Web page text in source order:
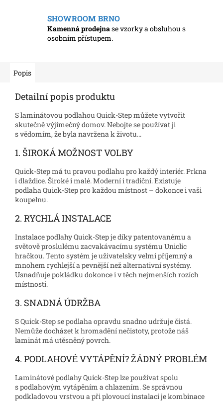
SHOWROOM BRNO
Kamenná prodejnase vzorky a obsluhou s
osobním přístupem.
Popis
Detailní popis produktu
S laminátovou podlahou Quick-Step můžete vytvořit
skutečně výjimečný domov. Nebojte se používat ji
s vědomím, že byla navržena k životu…
1. ŠIROKÁ MOŽNOST VOLBY
Quick-Step má tu pravou podlahu pro každý interiér. Prkna
i dlaždice. Široké i malé. Moderní i tradiční. Existuje
podlaha Quick-Step pro každou místnost – dokonce i vaši
koupelnu.
2. RYCHLÁ INSTALACE
Instalace podlahy Quick-Step je díky patentovanému a
světově proslulému zacvakávacímu systému Uniclic
hračkou. Tento systém je uživatelsky velmi příjemný a
mnohem rychlejší a pevnější než alternativní systémy.
Usnadňuje pokládku dokonce i v těch nejmenších rozích
místnosti.
3. SNADNÁ ÚDRŽBA
S Quick-Step se podlaha opravdu snadno udržuje čistá.
Nemůže docházet k hromadění nečistoty, protože náš
laminát má utěsněný povrch.
4. PODLAHOVÉ VYTÁPĚNÍ? ŽÁDNÝ PROBLÉM
Laminátové podlahy Quick-Step lze používat spolu
s podlahovým vytápěním a chlazením. Se správnou
podkladovou vrstvou a při plovoucí instalaci je kombinace